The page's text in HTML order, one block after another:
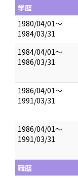
学歴
1980/04/01～
1984/03/31
1984/04/01～
1986/03/31
1986/04/01～
1991/03/31
1986/04/01～
1991/03/31
職歴